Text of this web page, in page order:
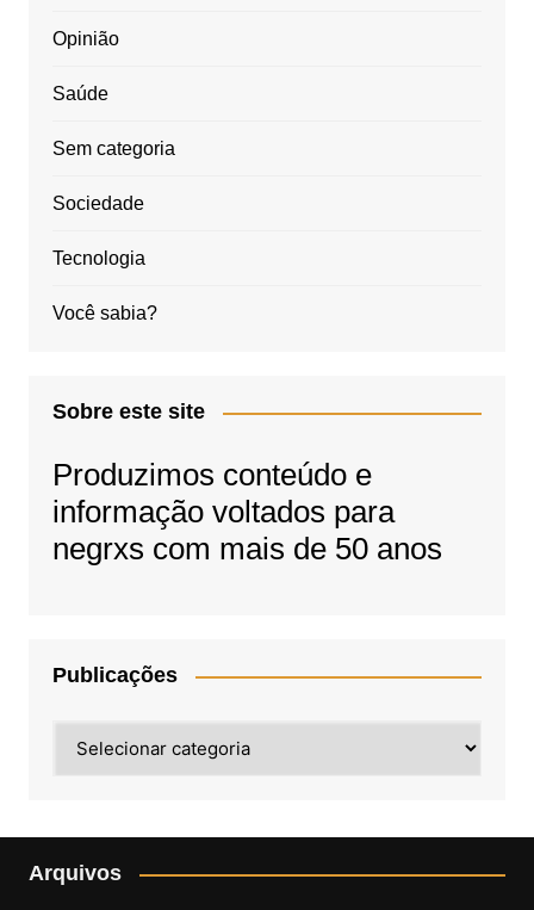
Opinião
Saúde
Sem categoria
Sociedade
Tecnologia
Você sabia?
Sobre este site
Produzimos conteúdo e
informação voltados para
negrxs com mais de 50 anos
Publicações
Arquivos